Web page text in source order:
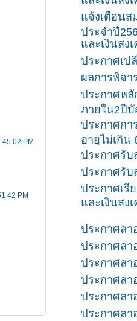
แจ้งเตือนส
ประจำปี
และเงินสง
ประกาศเป
ผลการพิจ
ประกาศห
ภายใน2ปีบั
ประกาศก
อายุไม่เกิน
ประกาศรับ
ประกาศรับ
ประกาศเรี
และเงินสง
ประกาศลา
ประกาศลา
ประกาศลา
ประกาศลา
ประกาศลา
ประกาศลา